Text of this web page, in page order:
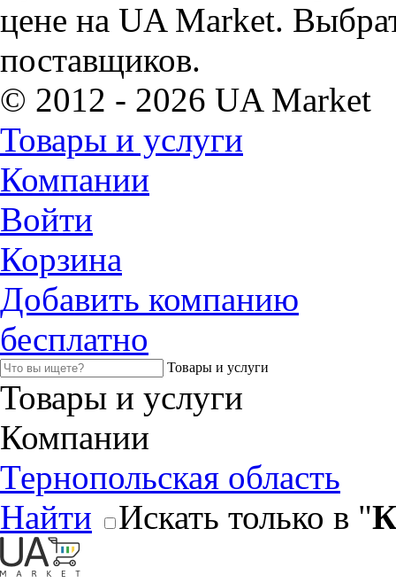
цене на UA Market.
поставщиков.
© 2012 - 2026 UA Market
Товары и услуги
Компании
Войти
Корзина
Добавить компанию
бесплатно
Товары и услуги
Товары и услуги
Компании
Тернопольская область
Найти
Искать только в "